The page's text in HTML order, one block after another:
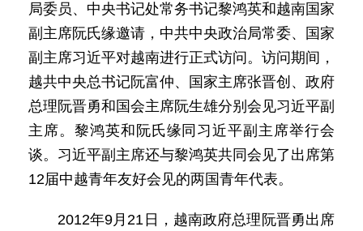
局委员、中央书记处常务书记黎鸿英和越南国家
副主席阮氏缘邀请，中共中央政治局常委、国家
副主席习近平对越南进行正式访问。访问期间，
越共中央总书记阮富仲、国家主席张晋创、政府
总理阮晋勇和国会主席阮生雄分别会见习近平副
主席。黎鸿英和阮氏缘同习近平副主席举行会
谈。习近平副主席还与黎鸿英共同会见了出席第
12届中越青年友好会见的两国青年代表。
2012年9月21日，越南政府总理阮晋勇出席